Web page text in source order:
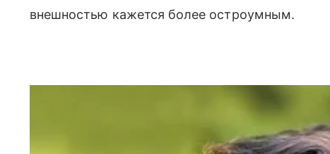
внешностью кажется более остроумным.